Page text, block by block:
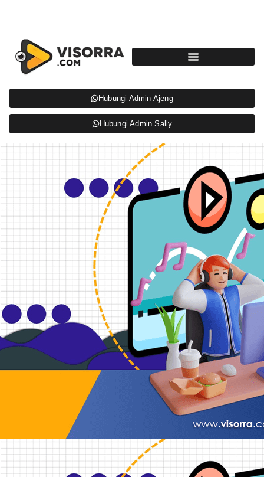
Hubungi Admin Ajeng
Hubungi Admin Sally